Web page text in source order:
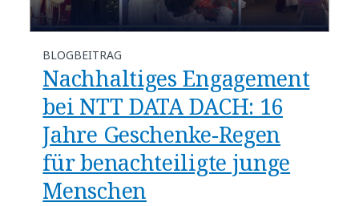
BLOGBEITRAG
Nachhaltiges Engagement
bei NTT DATA DACH: 16
Jahre Geschenke-Regen
für benachteiligte junge
Menschen